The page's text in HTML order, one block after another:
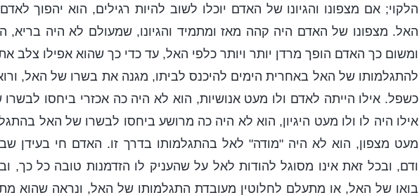
הלקוי; אם מצפונו והגיונו של האדם יוכלו לשוב להיות רגילים, הוא יהפוך
האל. מצפונו של האדם היה קהה מאז ומתמיד והגיונו, שמעולם לא היה בריא,
ומשום כך האדם הופך מרדן יותר ויותר כלפי האל, עד כדי כך שהוא אפילו צלב
להתגלמותו של האל באחרית הימים להיכנס לביתו, מגנה את בשרו של האל,
כשפל. אילו הייתה לאדם ולו מעט אנושיות, הוא לא היה כה אכזרי ביחסו
אילו היה לו ולו מעט היגיון, הוא לא היה כה מרושע ביחסו לבשרו של האל
מעט מצפון, הוא לא היה "מודה" לאל בהתגלמותו בדרך זו. האדם חי בעידן
ודם, ובכל זאת אינו מסוגל להודות לאל על שהעניק לו הזדמנות טובה כל כך,
בואו של האל, או מתעלם לחלוטין מעובדת התגלמותו של האל, ונראה שהוא